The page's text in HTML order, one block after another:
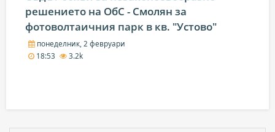
решението на ОбС - Смолян за
фотоволтаичния парк в кв. "Устово"
понеделник, 2 февруари
18:53
3.2k